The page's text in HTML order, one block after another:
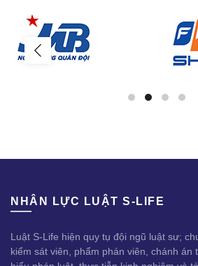
NHÂN LỰC LUẬT S-LIFE
Luật S-Life hiện quy tụ đội ngũ luật sư;
kiểm sát viên, phẩm phán viên, chánh